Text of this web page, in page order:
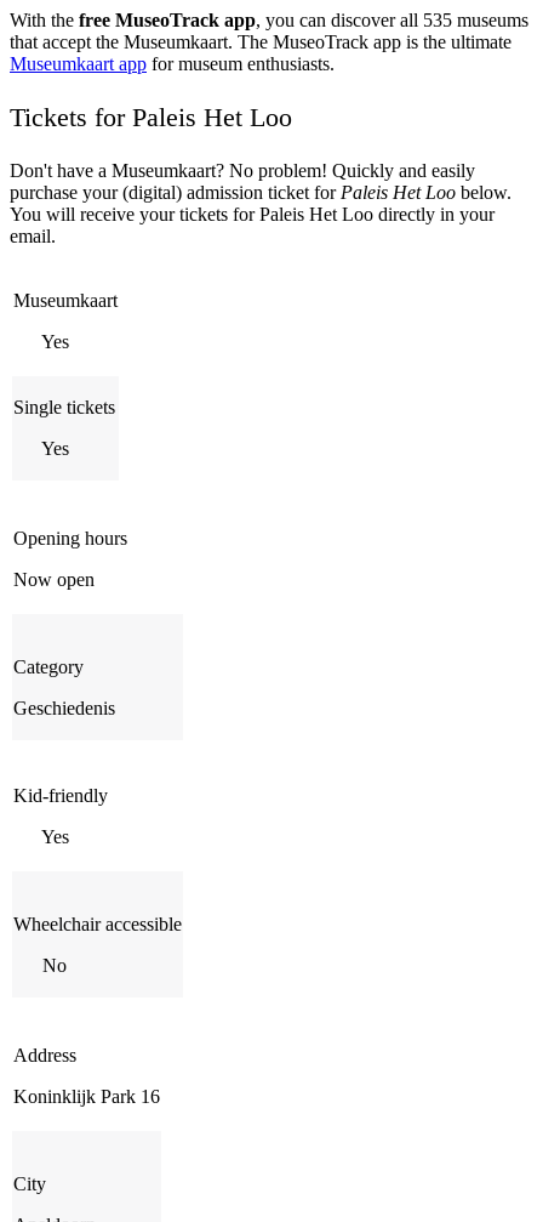
With the free MuseoTrack app, you can discover all 535 museums
that accept the Museumkaart. The MuseoTrack app is the ultimate
Museumkaart app for museum enthusiasts.
Tickets for Paleis Het Loo
Don't have a Museumkaart? No problem! Quickly and easily
purchase your (digital) admission ticket for Paleis Het Loo below.
You will receive your tickets for Paleis Het Loo directly in your
email.
Museumkaart
Yes
Single tickets
Yes
Opening hours
Now open
Category
Geschiedenis
Kid-friendly
Yes
Wheelchair accessible
No
Address
Koninklijk Park 16
City